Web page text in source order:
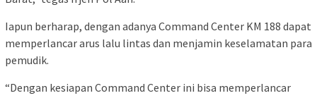
Iapun berharap, dengan adanya Command Center KM 188 dapat
memperlancar arus lalu lintas dan menjamin keselamatan para
pemudik.
“Dengan kesiapan Command Center ini bisa memperlancar